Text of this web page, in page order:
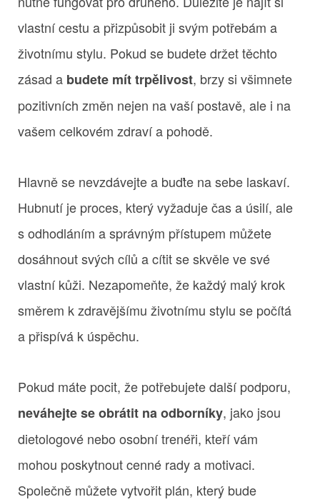
vlastní cestu a přizpůsobit ji svým potřebám a
životnímu stylu. Pokud se budete držet těchto
zásad a budete mít trpělivost, brzy si všimnete
pozitivních změn nejen na vaší postavě, ale i na
vašem celkovém zdraví a pohodě.
Hlavně se nevzdávejte a buďte na sebe laskaví.
Hubnutí je proces, který vyžaduje čas a úsilí, ale
s odhodláním a správným přístupem můžete
dosáhnout svých cílů a cítit se skvěle ve své
vlastní kůži. Nezapomeňte, že každý malý krok
směrem k zdravějšímu životnímu stylu se počítá
a přispívá k úspěchu.
Pokud máte pocit, že potřebujete další podporu,
neváhejte se obrátit na odborníky, jako jsou
dietologové nebo osobní trenéři, kteří vám
mohou poskytnout cenné rady a motivaci.
Společně můžete vytvořit plán, který bude